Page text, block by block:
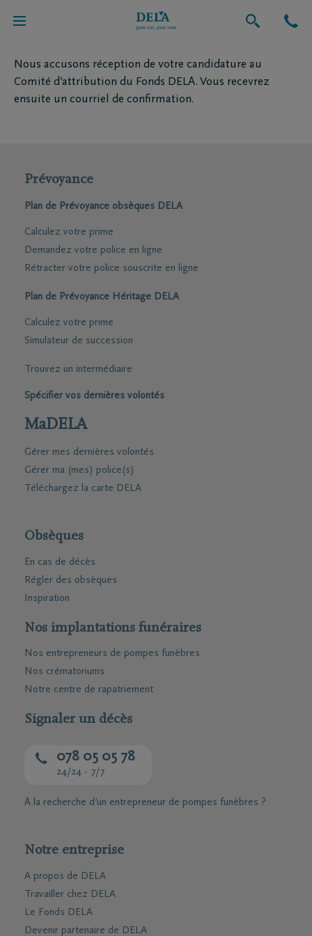
A propos de nous
Nous accusons réception de votre candidature au
Comité d’attribution du Fonds DELA. Vous recevrez
ensuite un courriel de confirmation.
Prévoyance
Plan de Prévoyance obsèques DELA
Calculez votre prime
Demandez votre police en ligne
Rétracter votre police souscrite en ligne
Plan de Prévoyance Héritage DELA
Calculez votre prime
Simulateur de succession
Trouvez un intermédiaire
Spécifier vos dernières volontés
MaDELA
Gérer mes dernières volontés
Gérer ma (mes) police(s)
Téléchargez la carte DELA
Obsèques
En cas de décès
Régler des obsèques
Inspiration
Nos implantations funéraires
Nos entrepreneurs de pompes funèbres
Nos crématoriums
Notre centre de rapatriement
Signaler un décès
078 05 05 78
24/24 - 7/7
À la recherche d’un entrepreneur de pompes funèbres ?
Notre entreprise
A propos de DELA
Travailler chez DELA
Le Fonds DELA
Devenir partenaire de DELA